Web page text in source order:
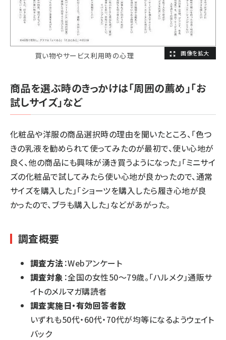
買い物やサービス利用時の心理
商品を選ぶ時のきっかけは「周囲の薦め」「お
試しサイズ」など
化粧品や洋服の商品選択時の理由を聞いたところ、「色つ
きの乳液を勧められて使ってみたのが最初で、使い心地が
良く、他の商品にも興味が湧き買うようになった」「ミニサイ
ズの化粧品で試してみたら使い心地が良かったので、通常
サイズを購入した」「ショーツを購入したら履き心地が良
かったので、ブラも購入した」などがあがった。
調査概要
調査方法：Webアンケート
調査対象 ：全国の女性50～79歳。「ハルメク」通販サ
イトのメルマガ購読者
調査実施日・有効回答者数
いずれも50代・60代・70代が均等になるようウェイト
バック